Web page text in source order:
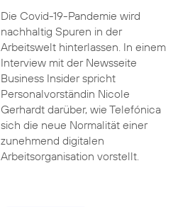
Die Covid-19-Pandemie wird
nachhaltig Spuren in der
Arbeitswelt hinterlassen. In einem
Interview mit der Newsseite
Business Insider spricht
Personalvorständin Nicole
Gerhardt darüber, wie Telefónica
sich die neue Normalität einer
zunehmend digitalen
Arbeitsorganisation vorstellt.